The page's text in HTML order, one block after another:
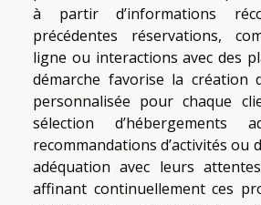
à partir d’informations
précédentes réservations,
ligne ou interactions avec des
démarche favorise la création
personnalisée pour chaque
sélection d’hébergements
recommandations d’activités ou
adéquation avec leurs
affinant continuellement ces